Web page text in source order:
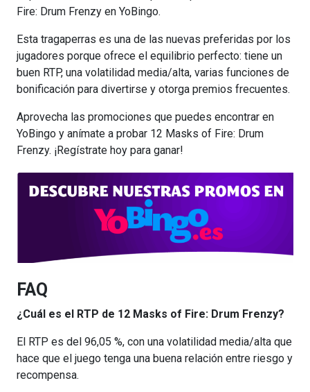
Fire: Drum Frenzy en YoBingo.
Esta tragaperras es una de las nuevas preferidas por los
jugadores porque ofrece el equilibrio perfecto: tiene un
buen RTP, una volatilidad media/alta, varias funciones de
bonificación para divertirse y otorga premios frecuentes.
Aprovecha las promociones que puedes encontrar en
YoBingo y anímate a probar 12 Masks of Fire: Drum
Frenzy. ¡Regístrate hoy para ganar!
FAQ
¿Cuál es el RTP de 12 Masks of Fire: Drum Frenzy?
El RTP es del 96,05 %, con una volatilidad media/alta que
hace que el juego tenga una buena relación entre riesgo y
recompensa.